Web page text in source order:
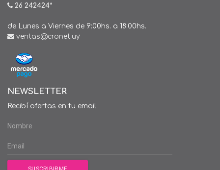
26 242424*
de Lunes a Viernes de 9:00hs. a 18:00hs.
ventas@cronet.uy
NEWSLETTER
Recibí ofertas en tu email